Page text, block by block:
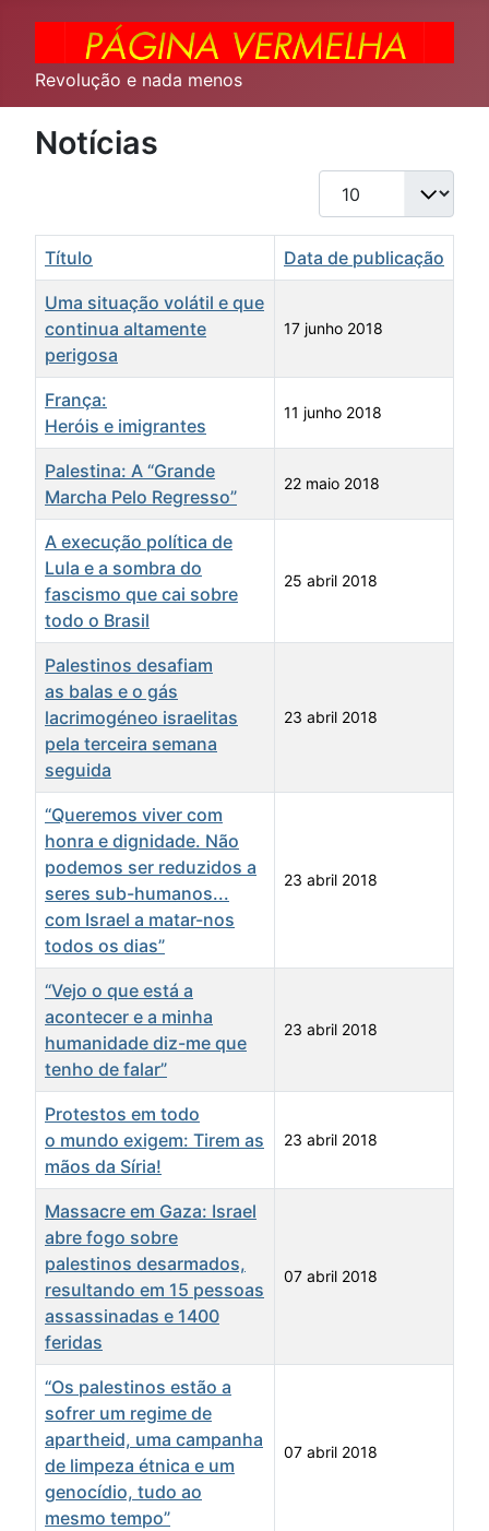
Revolução e nada menos
Notícias
Qtd. a exibir
Título Data de publicação
Uma situação volátil e que
continua altamente
perigosa
17 junho 2018
França:
Heróis e imigrantes
11 junho 2018
Palestina: A “Grande
Marcha Pelo Regresso”
22 maio 2018
A execução política de
Lula e a sombra do
fascismo que cai sobre
todo o Brasil
25 abril 2018
Palestinos desafiam
as balas e o gás
lacrimogéneo israelitas
pela terceira semana
seguida
23 abril 2018
“Queremos viver com
honra e dignidade. Não
podemos ser reduzidos a
seres sub-humanos...
com Israel a matar-nos
todos os dias”
23 abril 2018
“Vejo o que está a
acontecer e a minha
humanidade diz-me que
tenho de falar”
23 abril 2018
Protestos em todo
o mundo exigem: Tirem as
mãos da Síria!
23 abril 2018
Massacre em Gaza: Israel
abre fogo sobre
palestinos desarmados,
resultando em 15 pessoas
assassinadas e 1400
feridas
07 abril 2018
“Os palestinos estão a
sofrer um regime de
apartheid, uma campanha
de limpeza étnica e um
genocídio, tudo ao
mesmo tempo”
07 abril 2018